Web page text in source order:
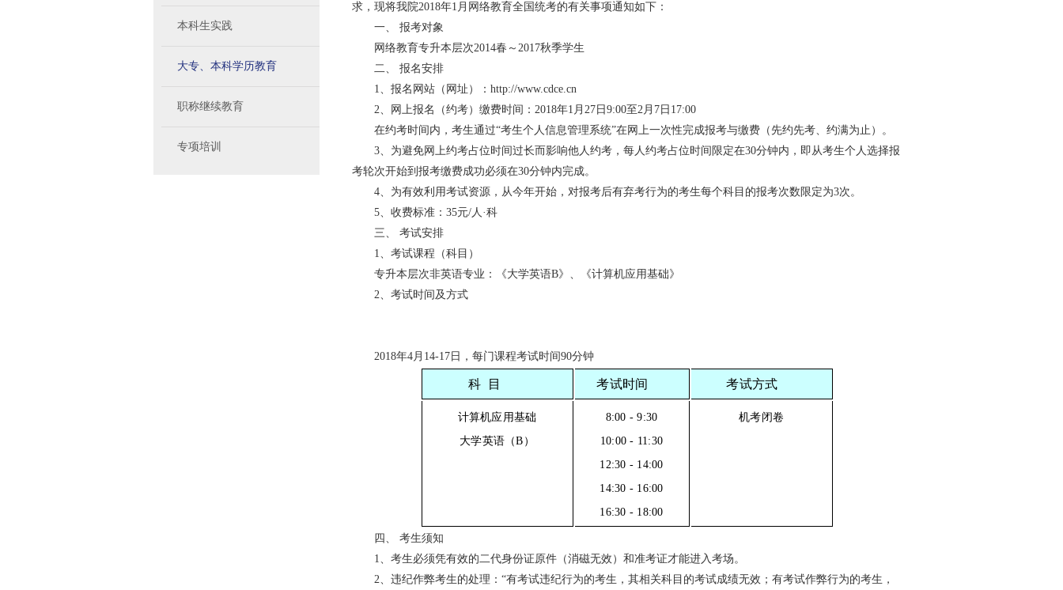
本科生实践
大专、本科学历教育
职称继续教育
专项培训
求，现将我院2018年1月网络教育全国统考的有关事项通知如下：
一、 报考对象
网络教育专升本层次2014春～2017秋季学生
二、 报名安排
1、报名网站（网址）： http://www.cdce.cn
2、网上报名（约考）缴费时间：2018年1月27日9:00至2月7日17:00
在约考时间内，考生通过“考生个人信息管理系统”在网上一次性完成报考与缴费（先约先考、约满为止）。
3、为避免网上约考占位时间过长而影响他人约考，每人约考占位时间限定在30分钟内，即从考生个人选择报
考轮次开始到报考缴费成功必须在30分钟内完成。
4、为有效利用考试资源，从今年开始，对报考后有弃考行为的考生每个科目的报考次数限定为3次。
5、收费标准：35元/人·科
三、 考试安排
1、考试课程（科目）
专升本层次非英语专业：《大学英语B》、《计算机应用基础》
2、考试时间及方式
2018年4月14-17日，每门课程考试时间90分钟
科 目 考试时间 考试方式
计算机应用基础
大学英语（B）
8:00 - 9:30
10:00 - 11:30
12:30 - 14:00
14:30 - 16:00
16:30 - 18:00
机考闭卷
四、 考生须知
1、考生必须凭有效的二代身份证原件（消磁无效）和准考证才能进入考场。
2、违纪作弊考生的处理：“有考试违纪行为的考生，其相关科目的考试成绩无效；有考试作弊行为的考生，